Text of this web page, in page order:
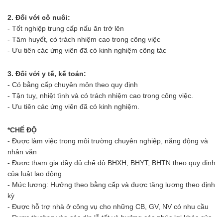
2. Đối với cô nuôi:
- Tốt nghiệp trung cấp nấu ăn trở lên
- Tâm huyết, có trách nhiệm cao trong công việc
- Ưu tiên các ứng viên đã có kinh nghiệm công tác
3. Đối với y tế, kế toán:
- Có bằng cấp chuyên môn theo quy định
- Tận tuỵ, nhiệt tình và có trách nhiệm cao trong công việc.
- Ưu tiên các ứng viên đã có kinh nghiệm.
*CHẾ ĐỘ
- Được làm việc trong môi trường chuyên nghiệp, năng động và
nhân văn
- Được tham gia đầy đủ chế độ BHXH, BHYT, BHTN theo quy định
của luật lao động
- Mức lương: Hưởng theo bằng cấp và được tăng lương theo định
kỳ
- Được hỗ trợ nhà ở công vụ cho những CB, GV, NV có nhu cầu